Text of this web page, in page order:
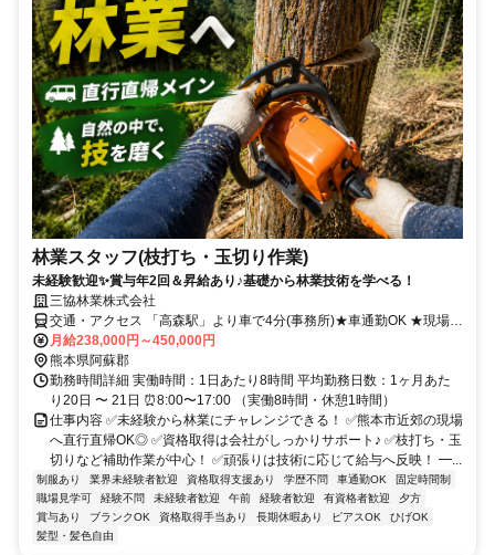
林業スタッフ(枝打ち・玉切り作業)
未経験歓迎✨賞与年2回＆昇給あり♪基礎から林業技術を学べる！
三協林業株式会社
交通・アクセス 「高森駅」より車で4分(事務所)★車通勤OK ★現場へ
は直行直帰
月給238,000円～450,000円
熊本県阿蘇郡
勤務時間詳細 実働時間：1日あたり8時間 平均勤務日数：1ヶ月あた
り20日 〜 21日 ⏰8:00〜17:00 （実働8時間・休憩1時間）
仕事内容 ✅未経験から林業にチャレンジできる！ ✅熊本市近郊の現場
へ直行直帰OK◎ ✅資格取得は会社がしっかりサポート♪ ✅枝打ち・玉
切りなど補助作業が中心！ ✅頑張りは技術に応じて給与へ反映！ ━...
制服あり 業界未経験者歓迎 資格取得支援あり 学歴不問 車通勤OK
固定時間制
職場見学可
経験不問 未経験者歓迎 午前 経験者歓迎 有資格者歓迎
夕方
賞与あり
ブランクOK 資格取得手当あり 長期休暇あり ピアスOK
ひげOK
髪型・髪色自由